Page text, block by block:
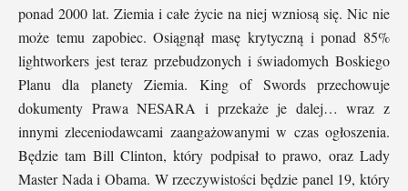
ponad 2000 lat. Ziemia i całe życie na niej wzniosą się. Nic nie
może temu zapobiec. Osiągnął masę krytyczną i ponad 85%
lightworkers jest teraz przebudzonych i świadomych Boskiego
Planu dla planety Ziemia. King of Swords przechowuje
dokumenty Prawa NESARA i przekaże je dalej… wraz z
innymi zleceniodawcami zaangażowanymi w czas ogłoszenia.
Będzie tam Bill Clinton, który podpisał to prawo, oraz Lady
Master Nada i Obama. W rzeczywistości będzie panel 19, który